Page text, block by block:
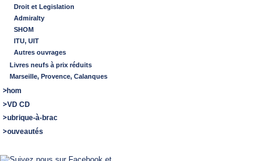
Droit et Legislation
Admiralty
SHOM
ITU, UIT
Autres ouvrages
Livres neufs à prix réduits
Marseille, Provence, Calanques
Shom
DVD CD
Rubrique-à-brac
Nouveautés